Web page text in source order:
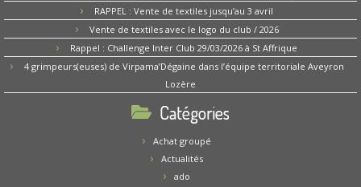
RAPPEL : Vente de textiles jusqu’au 3 avril
Vente de textiles avec le logo du club / 2026
Rappel : Challenge Inter Club 29/03/2026 à St Affrique
4 grimpeurs(euses) de Virpama’Dégaine dans l’équipe territoriale Aveyron
Lozère
Catégories
Achat groupé
Actualités
ado